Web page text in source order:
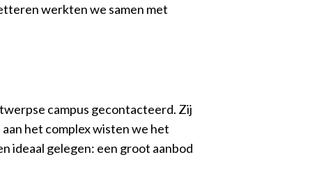
werkten we samen met
campus gecontacteerd. Zij
het complex wisten we het
ideaal gelegen: een groot aanbod